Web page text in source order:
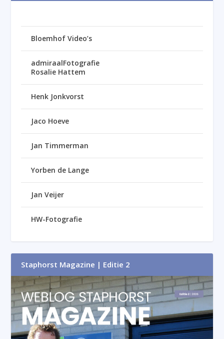
Bloemhof Video’s
admiraalFotografie
Rosalie Hattem
Henk Jonkvorst
Jaco Hoeve
Jan Timmerman
Yorben de Lange
Jan Veijer
HW-Fotografie
Staphorst Magazine | Editie 2